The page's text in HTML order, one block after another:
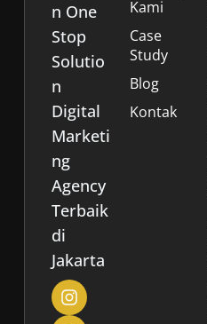
n One
Stop
Solutio
n
Digital
Marketi
ng
Agency
Terbaik
di
Jakarta
Kami
Case
Study
Blog
Kontak